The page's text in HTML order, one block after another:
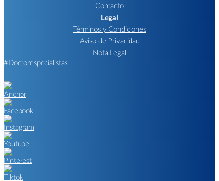
Contacto
Legal
Términos y Condiciones
Aviso de Privacidad
Nota Legal
#Doctorespecialistas